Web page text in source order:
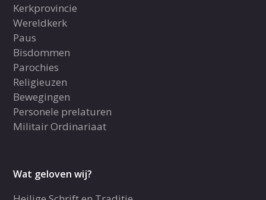
Kerkprovincie
Wereldkerk
Paus
Bisdommen
Parochies
Religieuzen
Bewegingen
Personele prelaturen
Militair Ordinariaat
Wat geloven wij?